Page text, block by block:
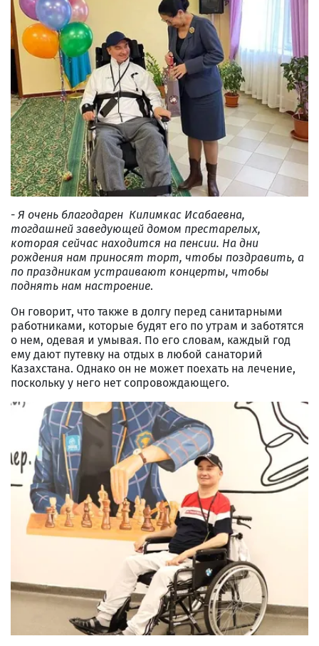
- Я очень благодарен Килимкас Исабаевна,
тогдашней заведующей домом престарелых,
которая сейчас находится на пенсии. На дни
рождения нам приносят торт, чтобы поздравить, а
по праздникам устраивают концерты, чтобы
поднять нам настроение.
Он говорит, что также в долгу перед санитарными
работниками, которые будят его по утрам и заботятся
о нем, одевая и умывая. По его словам, каждый год
ему дают путевку на отдых в любой санаторий
Казахстана. Однако он не может поехать на лечение,
поскольку у него нет сопровождающего.